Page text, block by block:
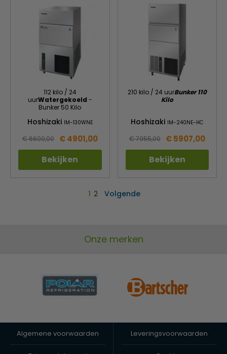
112 kilo / 24
uurWatergekoeld -
Bunker 50 Kilo
Hoshizaki IM-130WNE
€ 6600,00 € 4901,00
Bekijken
210 kilo / 24 uurBunker 110
Kilo
Hoshizaki IM-240NE-HC
€ 7955,00 € 5907,00
Bekijken
1 2 Volgende
Onze merken
Algemene voorwaarden Leveringsvoorwaarden